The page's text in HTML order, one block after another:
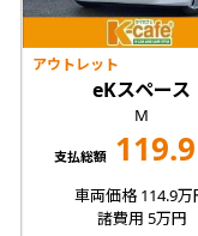
アウトレット
eKスペース
M
支払総額 119.9
車両価格 114.9万
諸費用 5万円